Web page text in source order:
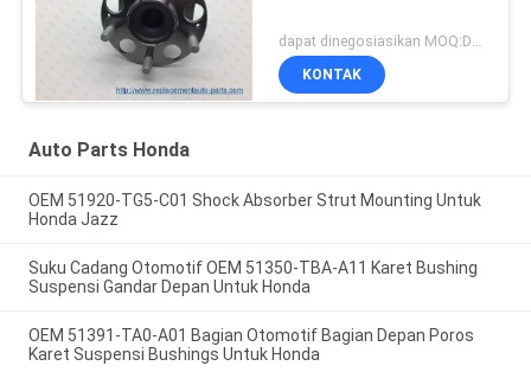
dapat dinegosiasikan MOQ:Dapat dinegosiasikan
KONTAK
Auto Parts Honda
OEM 51920-TG5-C01 Shock Absorber Strut Mounting Untuk
Honda Jazz
Suku Cadang Otomotif OEM 51350-TBA-A11 Karet Bushing
Suspensi Gandar Depan Untuk Honda
OEM 51391-TA0-A01 Bagian Otomotif Bagian Depan Poros
Karet Suspensi Bushings Untuk Honda